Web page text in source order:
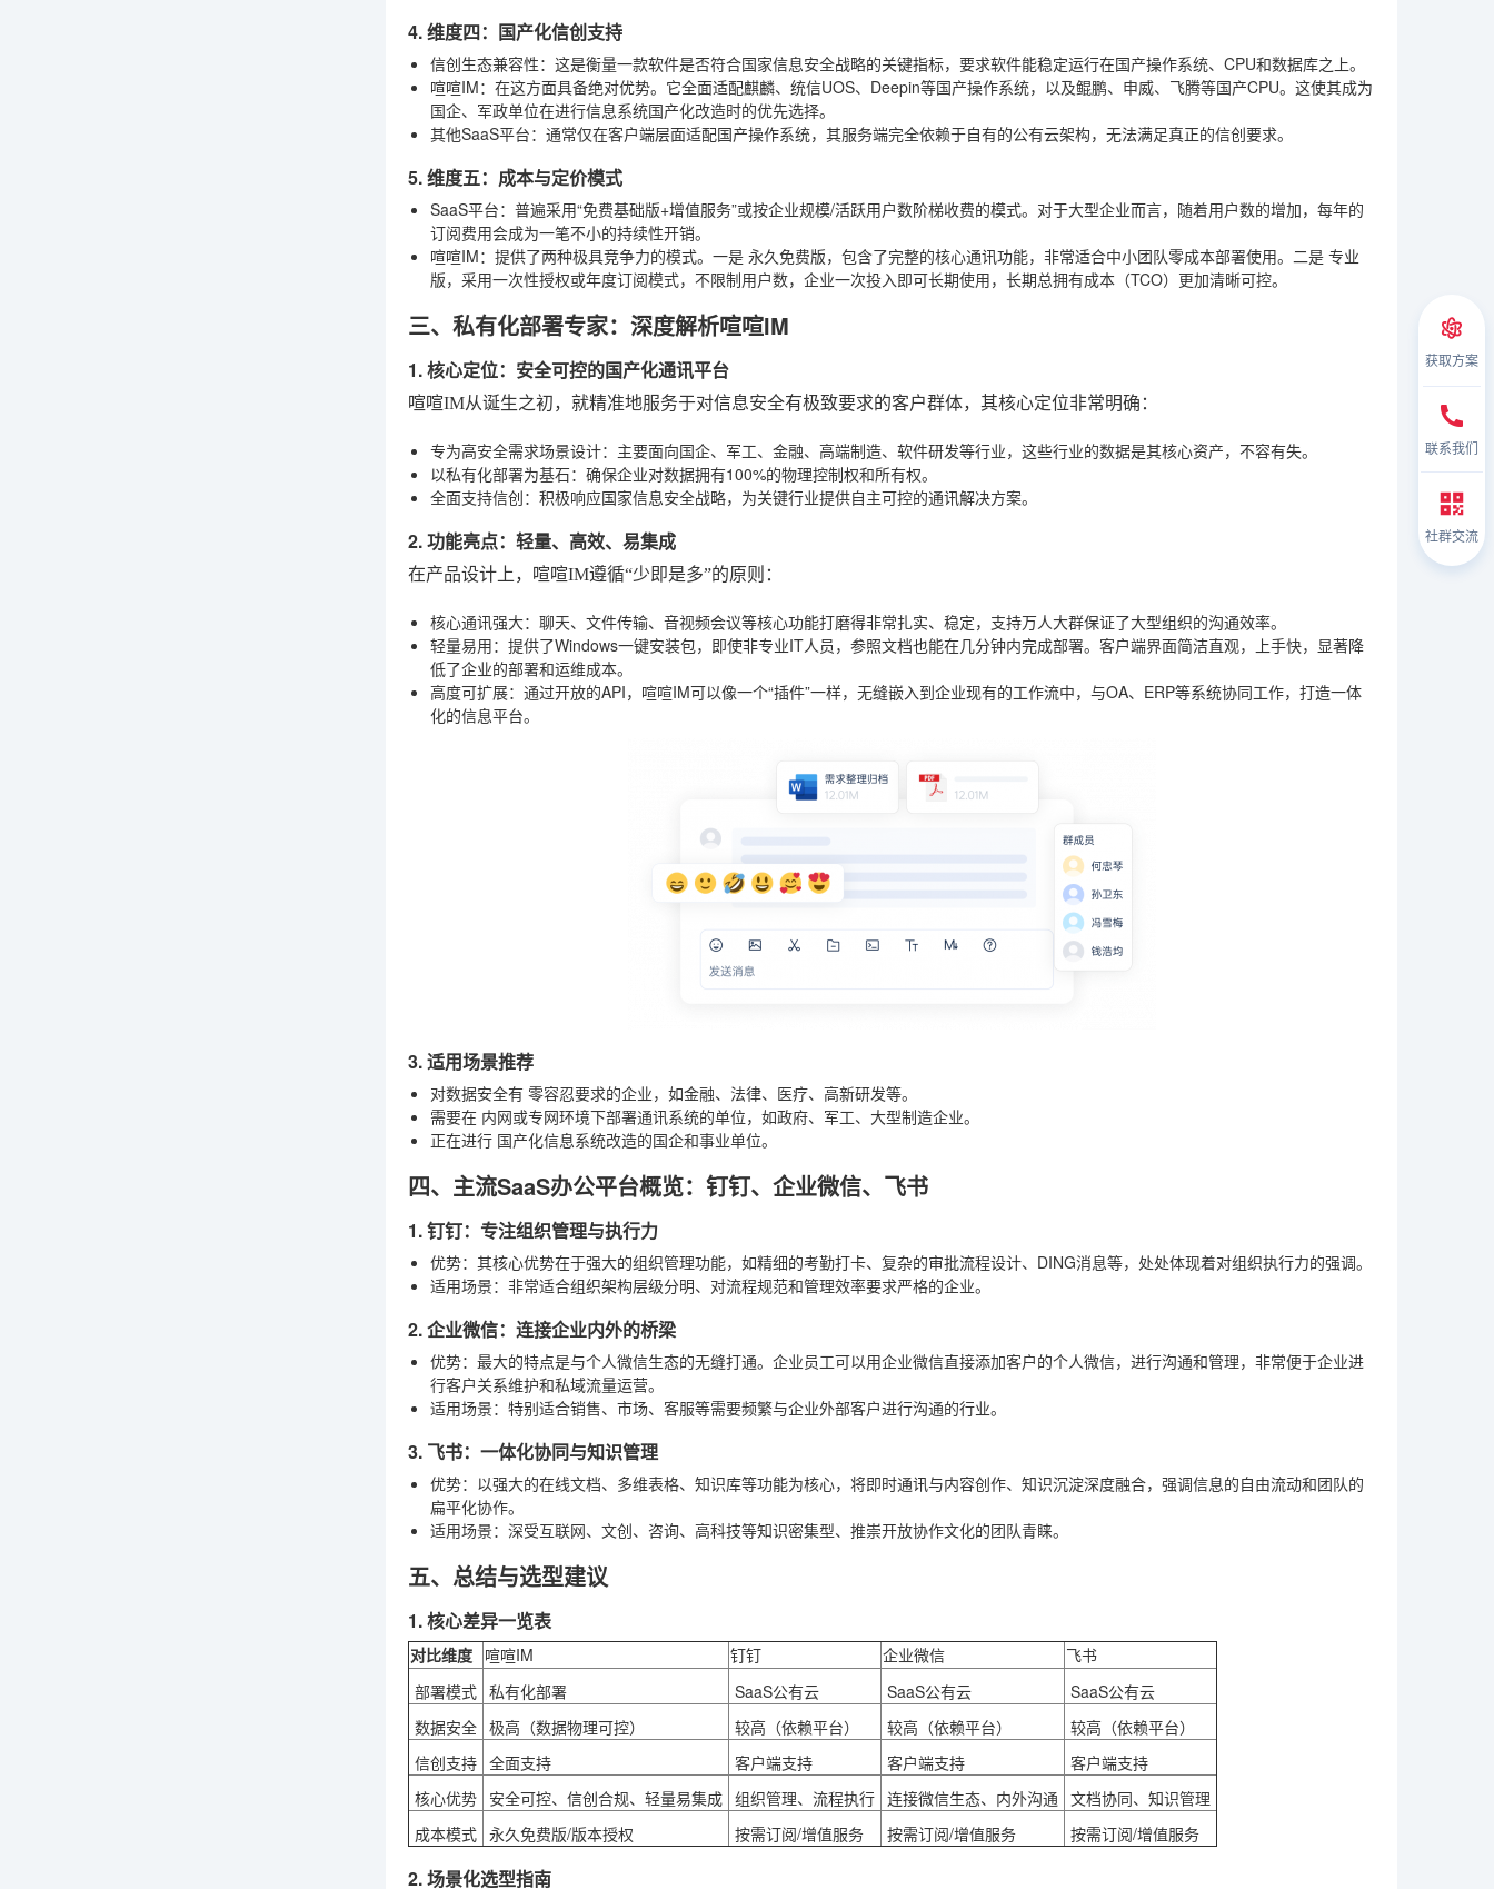
4. 维度四：国产化信创支持
信创生态兼容性：这是衡量一款软件是否符合国家信息安全战略的关键指标，要求软件能稳定运行在国产操作系统、CPU和数据库之上。
喧喧IM：在这方面具备绝对优势。它全面适配麒麟、统信UOS、Deepin等国产操作系统，以及鲲鹏、申威、飞腾等国产CPU。这使其成为
国企、军政单位在进行信息系统国产化改造时的优先选择。
其他SaaS平台：通常仅在客户端层面适配国产操作系统，其服务端完全依赖于自有的公有云架构，无法满足真正的信创要求。
5. 维度五：成本与定价模式
SaaS平台：普遍采用“免费基础版+增值服务”或按企业规模/活跃用户数阶梯收费的模式。对于大型企业而言，随着用户数的增加，每年的
订阅费用会成为一笔不小的持续性开销。
喧喧IM：提供了两种极具竞争力的模式。一是 永久免费版，包含了完整的核心通讯功能，非常适合中小团队零成本部署使用。二是 专业
版，采用一次性授权或年度订阅模式，不限制用户数，企业一次投入即可长期使用，长期总拥有成本（TCO）更加清晰可控。
三、私有化部署专家：深度解析喧喧IM
1. 核心定位：安全可控的国产化通讯平台
喧喧IM从诞生之初，就精准地服务于对信息安全有极致要求的客户群体，其核心定位非常明确：
专为高安全需求场景设计：主要面向国企、军工、金融、高端制造、软件研发等行业，这些行业的数据是其核心资产，不容有失。
以私有化部署为基石：确保企业对数据拥有100%的物理控制权和所有权。
全面支持信创：积极响应国家信息安全战略，为关键行业提供自主可控的通讯解决方案。
2. 功能亮点：轻量、高效、易集成
在产品设计上，喧喧IM遵循“少即是多”的原则：
核心通讯强大：聊天、文件传输、音视频会议等核心功能打磨得非常扎实、稳定，支持万人大群保证了大型组织的沟通效率。
轻量易用：提供了Windows一键安装包，即使非专业IT人员，参照文档也能在几分钟内完成部署。客户端界面简洁直观，上手快，显著降
低了企业的部署和运维成本。
高度可扩展：通过开放的API，喧喧IM可以像一个“插件”一样，无缝嵌入到企业现有的工作流中，与OA、ERP等系统协同工作，打造一体
化的信息平台。
3. 适用场景推荐
对数据安全有 零容忍要求的企业，如金融、法律、医疗、高新研发等。
需要在 内网或专网环境下部署通讯系统的单位，如政府、军工、大型制造企业。
正在进行 国产化信息系统改造的国企和事业单位。
四、主流SaaS办公平台概览：钉钉、企业微信、飞书
1. 钉钉：专注组织管理与执行力
优势：其核心优势在于强大的组织管理功能，如精细的考勤打卡、复杂的审批流程设计、DING消息等，处处体现着对组织执行力的强调。
适用场景：非常适合组织架构层级分明、对流程规范和管理效率要求严格的企业。
2. 企业微信：连接企业内外的桥梁
优势：最大的特点是与个人微信生态的无缝打通。企业员工可以用企业微信直接添加客户的个人微信，进行沟通和管理，非常便于企业进
行客户关系维护和私域流量运营。
适用场景：特别适合销售、市场、客服等需要频繁与企业外部客户进行沟通的行业。
3. 飞书：一体化协同与知识管理
优势：以强大的在线文档、多维表格、知识库等功能为核心，将即时通讯与内容创作、知识沉淀深度融合，强调信息的自由流动和团队的
扁平化协作。
适用场景：深受互联网、文创、咨询、高科技等知识密集型、推崇开放协作文化的团队青睐。
五、总结与选型建议
1. 核心差异一览表
对比维度 喧喧IM 钉钉 企业微信
飞书
部署模式 私有化部署 SaaS公有云 SaaS公有云
SaaS公有云
数据安全 极高（数据物理可控） 较高（依赖平台） 较高（依赖平台）
较高（依赖平台）
信创支持 全面支持 客户端支持 客户端支持
客户端支持
核心优势 安全可控、信创合规、轻量易集成 组织管理、流程执行 连接微信生态、内外沟通 文档协同、知识管理
成本模式 永久免费版/版本授权 按需订阅/增值服务 按需订阅/增值服务 按需订阅/增值服务
2. 场景化选型指南
获取方案
联系我们
社群交流